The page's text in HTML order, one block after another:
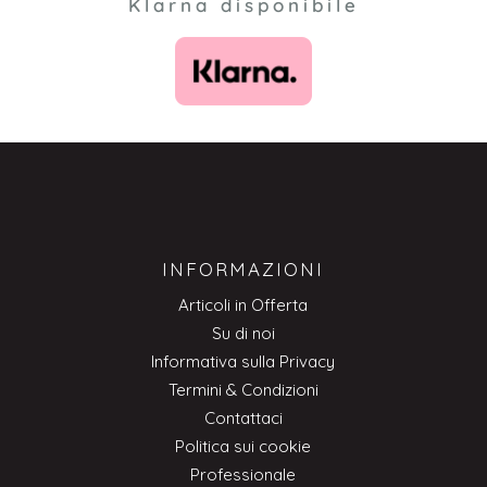
Klarna disponibile
INFORMAZIONI
Articoli in Offerta
Su di noi
Informativa sulla Privacy
Termini & Condizioni
Contattaci
Politica sui cookie
Professionale